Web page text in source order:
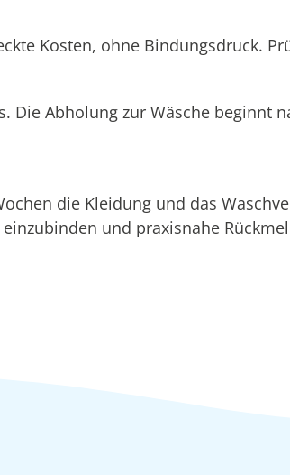
Kosten, ohne Bindungsdruck.
Abholung zur Wäsche beginnt
die Kleidung und das
und praxisnahe